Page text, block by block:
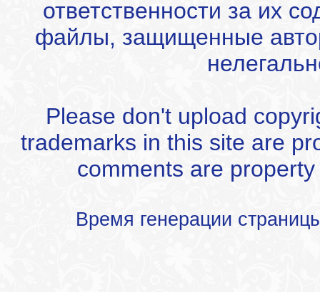
ответственности за их
файлы, защищенные
Please don't upload
trademarks in this site are
comments are
Время генерации